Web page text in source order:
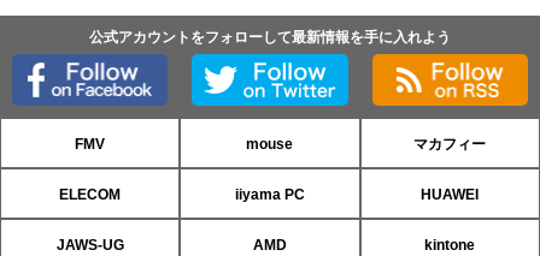
公式アカウントをフォローして最新情報を手に入れよう
FMV mouse マカフィー
ELECOM iiyama PC HUAWEI
JAWS-UG AMD kintone